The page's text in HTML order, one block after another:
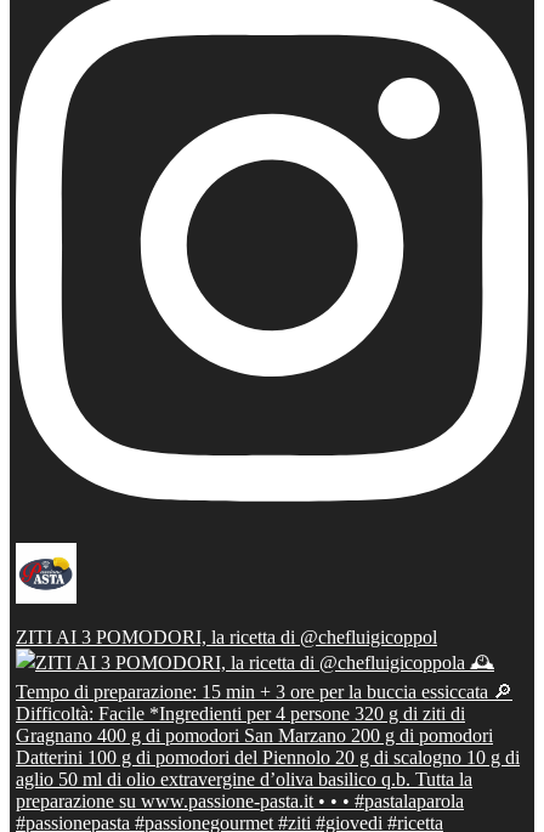
ZITI AI 3 POMODORI, la ricetta di @chefluigicoppol